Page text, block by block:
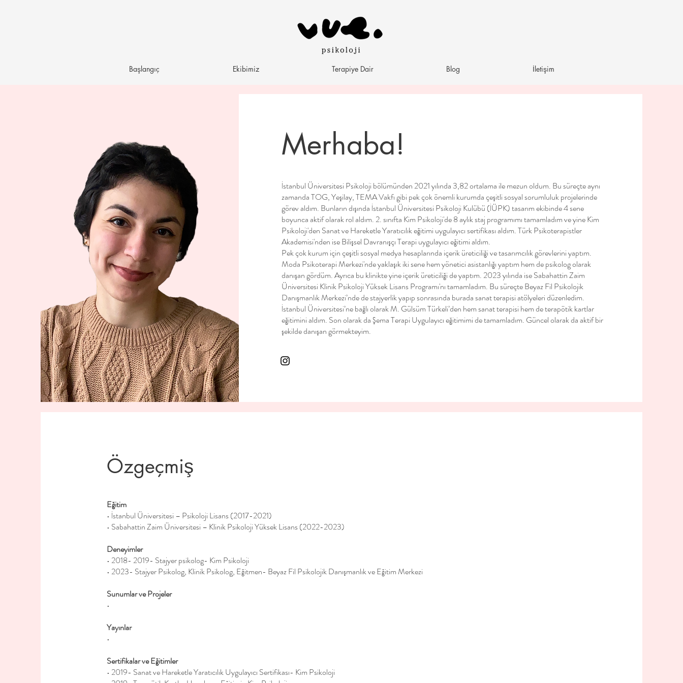
Başlangıç Ekibimiz Terapiye Dair Blog İletişim
Merhaba!
İstanbul Üniversitesi Psikoloji bölümünden 2021 yılında 3,82 ortalama ile mezun oldum. Bu süreçte aynı
zamanda TOG, Yeşilay, TEMA Vakfı gibi pek çok önemli kurumda çeşitli sosyal sorumluluk projelerinde
görev aldım. Bunların dışında İstanbul Üniversitesi Psikoloji Kulübü (İÜPK) tasarım ekibinde 4 sene
boyunca aktif olarak rol aldım. 2. sınıfta Kim Psikoloji'de 8 aylık staj programımı tamamladım ve yine Kim
Psikoloji'den Sanat ve Hareketle Yaratıcılık eğitimi uygulayıcı sertifikası aldım. Türk Psikoterapistler
Akademisi'nden ise Bilişsel Davranışçı Terapi uygulayıcı eğitimi aldım.
Pek çok kurum için çeşitli sosyal medya hesaplarında içerik üreticiliği ve tasarımcılık görevlerini yaptım.
Moda Psikoterapi Merkezi'nde yaklaşık iki sene hem yönetici asistanlığı yaptım hem de psikolog olarak
danışan gördüm. Ayrıca bu klinikte yine içerik üreticiliği de yaptım. 2023 yılında ise Sabahattin Zaim
Üniversitesi Klinik Psikoloji Yüksek Lisans Programı'nı tamamladım. Bu süreçte Beyaz Fil Psikolojik
Danışmanlık Merkezi’nde de stajyerlik yapıp sonrasında burada sanat terapisi atölyeleri düzenledim.
İstanbul Üniversitesi’ne bağlı olarak M. Gülsüm Türkeli’den hem sanat terapisi hem de terapötik kartlar
eğitimini aldım. Son olarak da Şema Terapi Uygulayıcı eğitimimi de tamamladım. Güncel olarak da aktif bir
şekilde danışan görmekteyim.
Özgeçmiş
Eğitim
• İstanbul Üniversitesi – Psikoloji Lisans (2017-2021)
• Sabahattin Zaim Üniversitesi – Klinik Psikoloji Yüksek Lisans (2022-2023)
Deneyimler
• 2018- 2019- Stajyer psikolog- Kim Psikoloji
• 2023- Stajyer Psikolog, Klinik Psikolog, Eğitmen- Beyaz Fil Psikolojik Danışmanlık ve Eğitim Merkezi
Sunumlar ve Projeler
•
Yayınlar
•
Sertifikalar ve Eğitimler
• 2019- Sanat ve Hareketle Yaratıcılık Uygulayıcı Sertifikası- Kim Psikoloji